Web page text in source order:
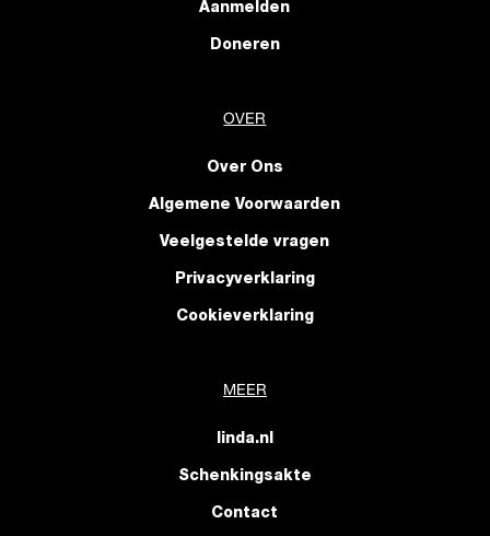
Aanmelden
Doneren
OVER
Over Ons
Algemene Voorwaarden
Veelgestelde vragen
Privacyverklaring
Cookieverklaring
MEER
linda.nl
Schenkingsakte
Contact